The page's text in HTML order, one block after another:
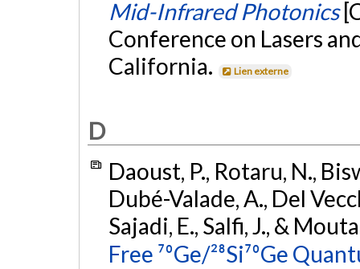
Mid-Infrared Photonics
Conference on Lasers
California.
Lien externe
D
Daoust, P., Rotaru, N.,
Dubé-Valade, A., Del
Sajadi, E., Salfi, J., &
Free ⁷⁰Ge/²⁸Si⁷⁰Ge